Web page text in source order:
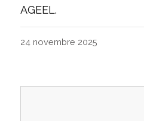
AGEEL.
24 novembre 2025